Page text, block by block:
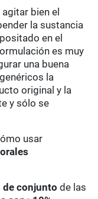
bien el
la sustancia
en el
es muy
una buena
la
original y la
y sólo se
usar
conjunto de las